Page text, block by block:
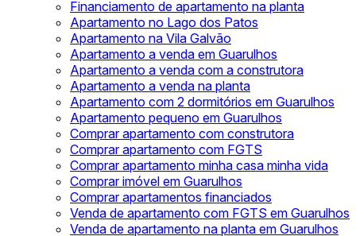
Financiamento de apartamento na planta
Apartamento no Lago dos Patos
Apartamento na Vila Galvão
Apartamento a venda em Guarulhos
Apartamento a venda com a construtora
Apartamento a venda na planta
Apartamento com 2 dormitórios em Guarulhos
Apartamento pequeno em Guarulhos
Comprar apartamento com construtora
Comprar apartamento com FGTS
Comprar apartamento minha casa minha vida
Comprar imóvel em Guarulhos
Comprar apartamentos financiados
Venda de apartamento com FGTS em Guarulhos
Venda de apartamento na planta em Guarulhos